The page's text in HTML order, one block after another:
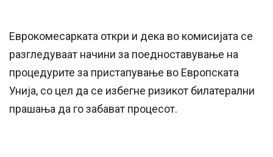
Еврокомесарката откри и дека во комисијата се
разгледуваат начини за поедноставување на
процедурите за пристапување во Европската
Унија, со цел да се избегне ризикот билатерални
прашања да го забават процесот.